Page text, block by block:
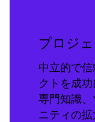
プロジ
中立的で
クトを成
専門知識
ニティの拡